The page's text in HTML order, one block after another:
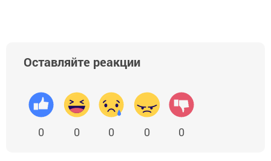
Оставляйте реакции
0 0 0 0 0